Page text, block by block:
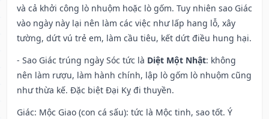
và cả khởi công lò nhuộm hoặc lò gốm. Tuy nhiên sao Giác
vào ngày này lại nên làm các việc như lấp hang lỗ, xây
tường, dứt vú trẻ em, làm cầu tiêu, kết dứt điều hung hại.
- Sao Giác trúng ngày Sóc tức là Diệt Một Nhật: không
nên làm rượu, làm hành chính, lập lò gốm lò nhuộm cũng
như thừa kế. Đặc biệt Đại Kỵ đi thuyền.
Giác: Mộc Giao (con cá sấu): tức là Mộc tinh, sao tốt. Ý